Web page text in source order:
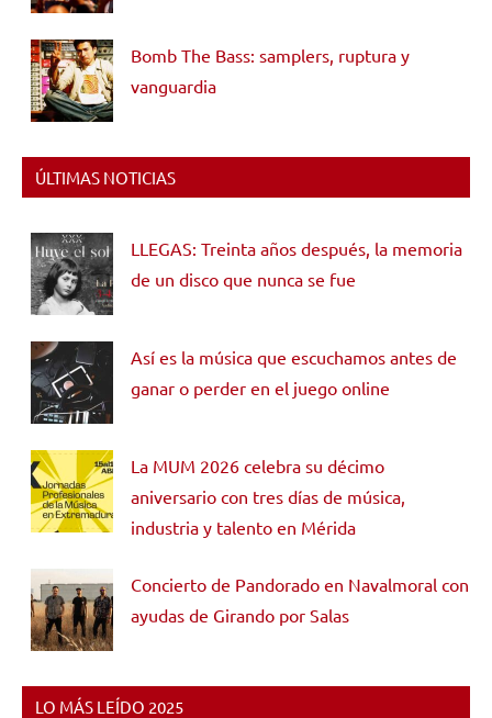
Bomb The Bass: samplers, ruptura y
vanguardia
ÚLTIMAS NOTICIAS
LLEGAS: Treinta años después, la memoria
de un disco que nunca se fue
Así es la música que escuchamos antes de
ganar o perder en el juego online
La MUM 2026 celebra su décimo
aniversario con tres días de música,
industria y talento en Mérida
Concierto de Pandorado en Navalmoral con
ayudas de Girando por Salas
LO MÁS LEÍDO 2025